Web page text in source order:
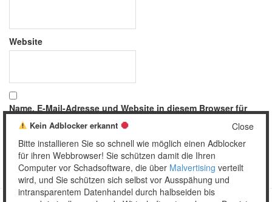
Website
Name, E-Mail-Adresse und Website in diesem Browser für
meinen nächsten Kommentar speichern.
Close
Kein Adblocker erkannt
Bitte installieren Sie so schnell wie möglich einen Adblocker
für ihren Webbrowser! Sie schützen damit die Ihren
Computer vor Schadsoftware, die über Malvertising verteilt
wird, und Sie schützen sich selbst vor Ausspähung und
intransparentem Datenhandel durch halbseiden bis